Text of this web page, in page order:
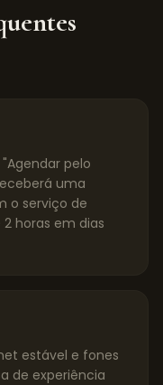
pelo
uma
o serviço de
horas em dias
estável e fones
de experiência